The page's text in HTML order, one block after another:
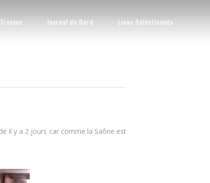
Travaux Journal de Bord Liens Séléctionnés
il y a 2 jours car comme la Saône est